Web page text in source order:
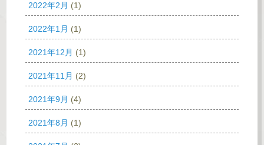
2022年2月 (1)
2022年1月 (1)
2021年12月 (1)
2021年11月 (2)
2021年9月 (4)
2021年8月 (1)